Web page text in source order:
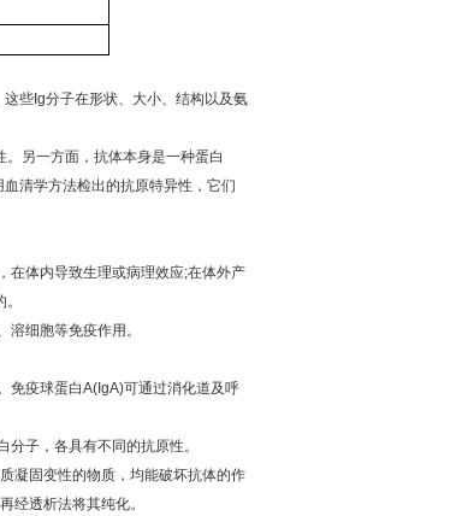
这些 Ig分子在形状、大小、结构以及氨
另一方面，抗体本身是一种蛋白
血清学方法检出的抗原特异性，它们
在体内导致生理或病理效应;在体外产
细胞等免疫作用。
免疫球蛋白A(IgA)可通过消化道及呼
子，各具有不同的抗原性。
凝固变性的物质，均能破坏抗体的作
经透析法将其纯化。